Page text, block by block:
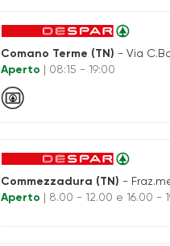
Comano Terme (TN) - Via
Aperto
| 08:15 - 19:00
Commezzadura (TN) - Fraz.mestriago-
Aperto
| 8.00 - 12.00 e 16.00 -